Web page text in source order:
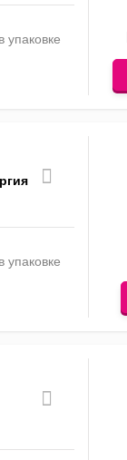
упаковке
упаковке